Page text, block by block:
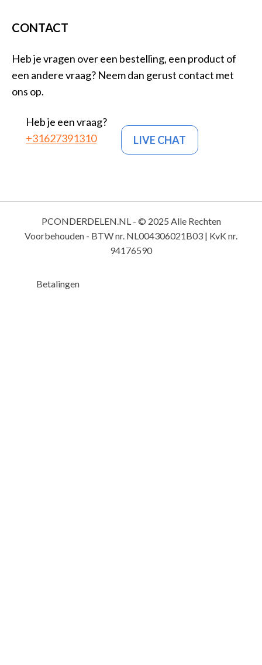
CONTACT
Heb je vragen over een bestelling, een product of
een andere vraag? Neem dan gerust contact met
ons op.
Heb je een vraag?
+31627391310
LIVE CHAT
PCONDERDELEN.NL - © 2025 Alle Rechten
Voorbehouden - BTW nr. NL004306021B03 | KvK nr.
94176590
Betalingen